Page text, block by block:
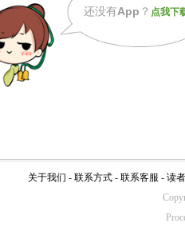
还没有App ？ 点我下
关于我们 - 联系方式 - 联系客服 - 读